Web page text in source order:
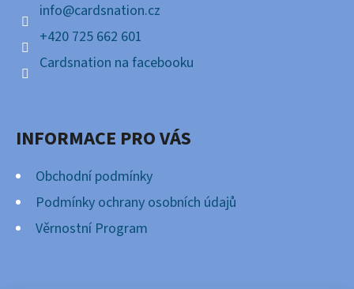
info@cardsnation.cz
+420 725 662 601
Cardsnation na facebooku
INFORMACE PRO VÁS
Obchodní podmínky
Podmínky ochrany osobních údajů
Věrnostní Program